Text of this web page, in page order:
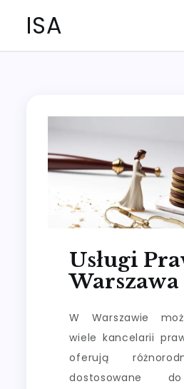
ISA
Usługi
Warszawa
W Warszawie
wiele kancelarii
oferują
dostosowane